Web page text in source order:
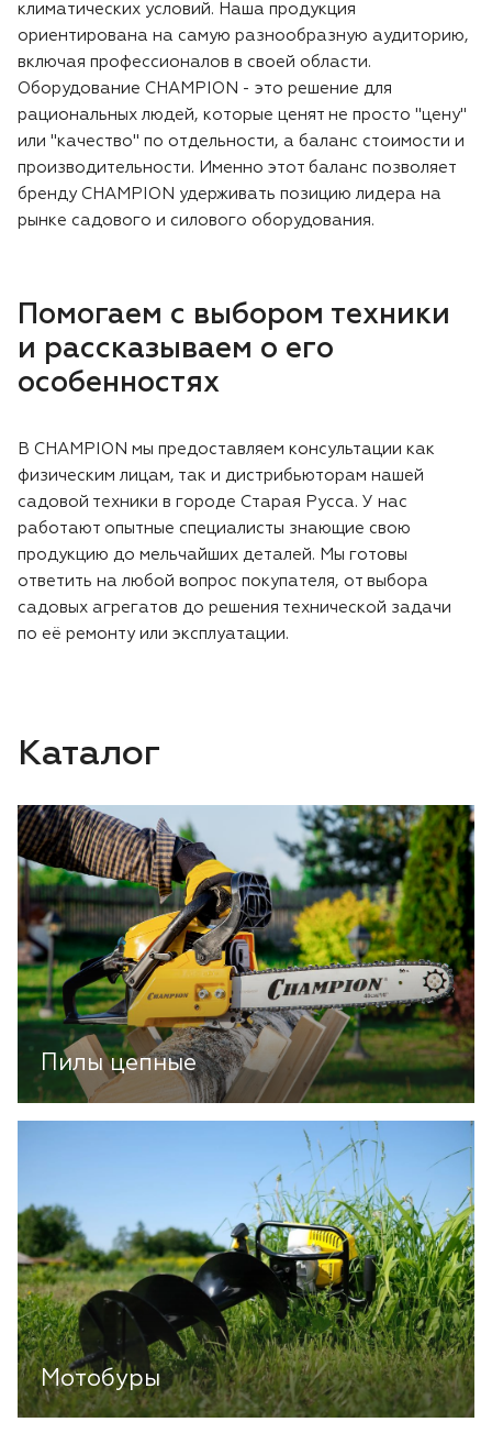
климатических условий. Наша продукция
ориентирована на самую разнообразную аудиторию,
включая профессионалов в своей области.
Оборудование CHAMPION - это решение для
рациональных людей, которые ценят не просто "цену"
или "качество" по отдельности, а баланс стоимости и
производительности. Именно этот баланс позволяет
бренду CHAMPION удерживать позицию лидера на
рынке садового и силового оборудования.
Помогаем с выбором техники
и рассказываем о его
особенностях
В CHAMPION мы предоставляем консультации как
физическим лицам, так и дистрибьюторам нашей
садовой техники в городе Старая Русса. У нас
работают опытные специалисты знающие свою
продукцию до мельчайших деталей. Мы готовы
ответить на любой вопрос покупателя, от выбора
садовых агрегатов до решения технической задачи
по её ремонту или эксплуатации.
Каталог
Пилы цепные
Мотобуры